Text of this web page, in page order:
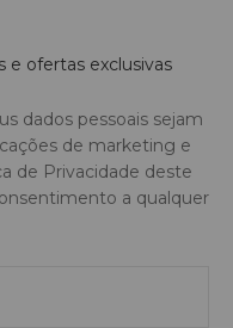
e ofertas exclusivas
dados pessoais sejam
de marketing e
de Privacidade deste
a qualquer